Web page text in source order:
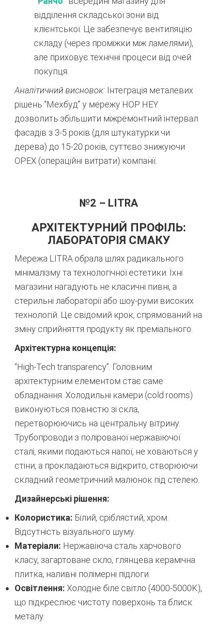
відділення складської зони від
клієнтської. Це забезпечує вентиляцію
складу (через проміжки між ламелями),
але приховує технічні процеси від очей
покупця.
Аналітичний висновок: Інтеграція металевих
рішень “Мехбуд” у мережу HOP HEY
дозволить збільшити міжремонтний інтервал
фасадів з 3-5 років (для штукатурки чи
дерева) до 15-20 років, суттєво знижуючи
OPEX (операційні витрати) компанії.
№2 – LITRA
АРХІТЕКТУРНИЙ ПРОФІЛЬ:
ЛАБОРАТОРІЯ СМАКУ
Мережа LITRA обрала шлях радикального
мінімалізму та технологічної естетики. Їхні
магазини нагадують не класичні пивні, а
стерильні лабораторії або шоу-руми високих
технологій. Це свідомий крок, спрямований на
зміну сприйняття продукту як преміального.
Архітектурна концепція:
“High-Tech transparency”. Головним
архітектурним елементом стає саме
обладнання. Холодильні камери (cold rooms)
виконуються повністю зі скла,
перетворюючись на центральну вітрину.
Трубопроводи з полірованої нержавіючої
сталі, якими подаються напої, не ховаються у
стіни, а прокладаються відкрито, створюючи
складний геометричний малюнок під стелею.
Дизайнерські рішення:
Колористика: Білий, сріблястий, хром.
Відсутність візуального шуму.
Матеріали: Нержавіюча сталь харчового
класу, загартоване скло, глянцева керамічна
плитка, наливні полімерні підлоги.
Освітлення: Холодне біле світло (4000-5000K),
що підкреслює чистоту поверхонь та блиск
металу.